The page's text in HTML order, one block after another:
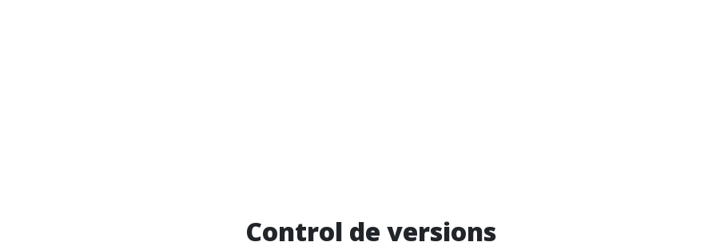
Control de versions